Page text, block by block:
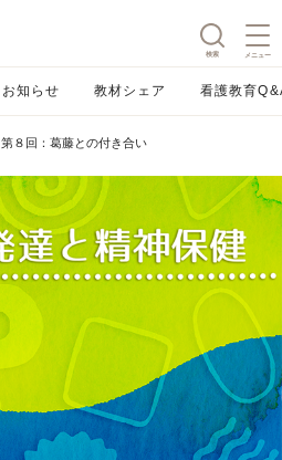
検索 メニュー
お知らせ 教材シェア 看護教育
第８回：葛藤との付き合い